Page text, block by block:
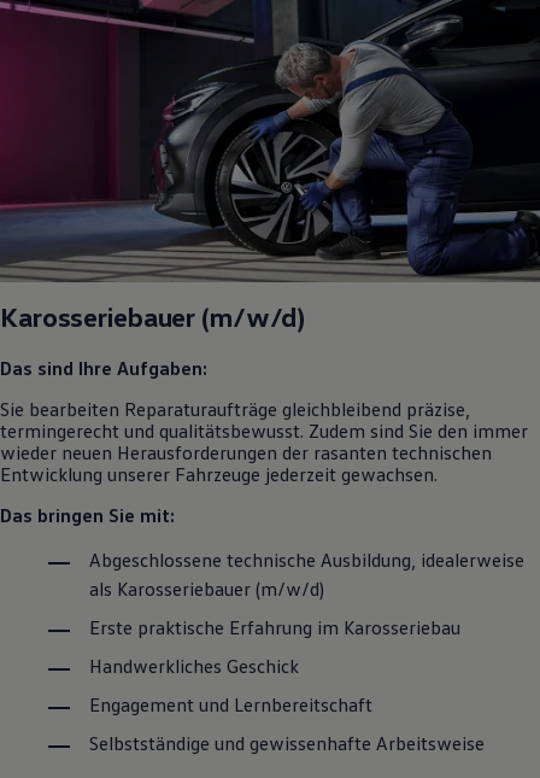
Karosseriebauer (m/w/d)
Das sind Ihre Aufgaben:
Sie bearbeiten Reparaturaufträge gleichbleibend präzise,
termingerecht und qualitätsbewusst. Zudem sind Sie den immer
wieder neuen Herausforderungen der rasanten technischen
Entwicklung unserer Fahrzeuge jederzeit gewachsen.
Das bringen Sie mit:
Abgeschlossene technische Ausbildung, idealerweise
als Karosseriebauer (m/w/d)
Erste praktische Erfahrung im Karosseriebau
Handwerkliches Geschick
Engagement und Lernbereitschaft
Selbstständige und gewissenhafte Arbeitsweise